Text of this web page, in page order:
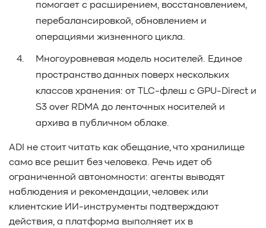
помогает с расширением, восстановлением,
перебалансировкой, обновлением и
операциями жизненного цикла.
Многоуровневая модель носителей. Единое
пространство данных поверх нескольких
классов хранения: от TLC-флеш с GPU-Direct и
S3 over RDMA до ленточных носителей и
архива в публичном облаке.
ADI не стоит читать как обещание, что хранилище
само все решит без человека. Речь идет об
ограниченной автономности: агенты выводят
наблюдения и рекомендации, человек или
клиентские ИИ-инструменты подтверждают
действия, а платформа выполняет их в